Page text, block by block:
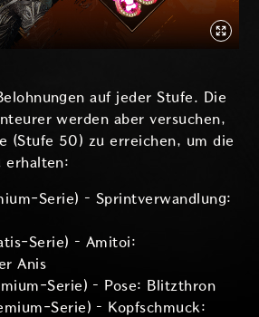
auf jeder Stufe. Die
werden aber versuchen,
(Stufe 50) zu erreichen, um die
erhalten:
Serie) – Sprintverwandlung:
Serie) – Amitoi:
Anis
Serie) – Pose: Blitzthron
Serie) – Kopfschmuck: